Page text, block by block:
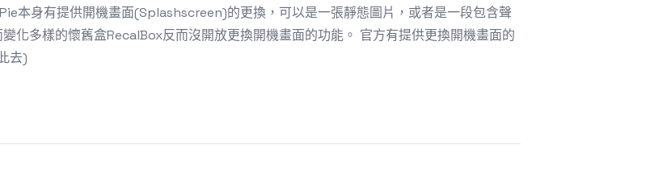
本身有提供開機畫面(Splashscreen)的更換，可以是一張靜態圖片，或者是一段包含聲
化多樣的懷舊盒RecalBox反而沒開放更換開機畫面的功能。 官方有提供更換開機畫面的
去)